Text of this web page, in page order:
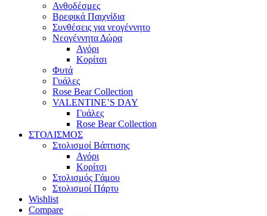
Ανθοδέσμες
Βρεφικά Παιχνίδια
Συνθέσεις για νεογέννητο
Νεογέννητα Δώρα
Αγόρι
Κορίτσι
Φυτά
Γυάλες
Rose Bear Collection
VALENTINE’S DAY
Γυάλες
Rose Bear Collection
ΣΤΟΛΙΣΜΟΣ
Στολισμοί Βάπτισης
Αγόρι
Κορίτσι
Στολισμός Γάμου
Στολισμοί Πάρτυ
Wishlist
Compare